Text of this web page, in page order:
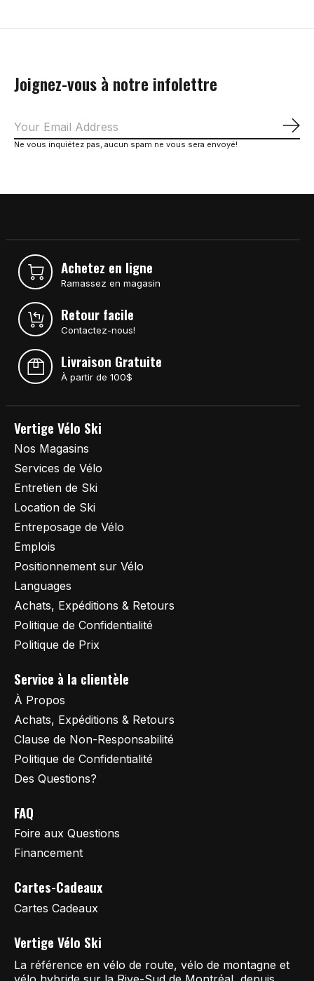
Joignez-vous à notre infolettre
Ne vous inquiétez pas, aucun spam ne vous sera envoyé!
Achetez en ligne
Ramassez en magasin
Retour facile
Contactez-nous!
Livraison Gratuite
À partir de 100$
Vertige Vélo Ski
Nos Magasins
Services de Vélo
Entretien de Ski
Location de Ski
Entreposage de Vélo
Emplois
Positionnement sur Vélo
Languages
Achats, Expéditions & Retours
Politique de Confidentialité
Politique de Prix
Service à la clientèle
À Propos
Achats, Expéditions & Retours
Clause de Non-Responsabilité
Politique de Confidentialité
Des Questions?
FAQ
Foire aux Questions
Financement
Cartes-Cadeaux
Cartes Cadeaux
Vertige Vélo Ski
La référence en vélo de route, vélo de montagne et